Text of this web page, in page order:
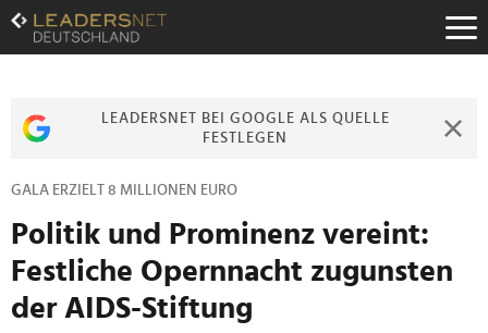
Zum
Inhalt
Zur
Zur
LEADERSNET BEI GOOGLE ALS QUELLE
FESTLEGEN
GALA ERZIELT 8 MILLIONEN EURO
Politik und Prominenz vereint:
Festliche Opernnacht zugunsten
der AIDS-Stiftung